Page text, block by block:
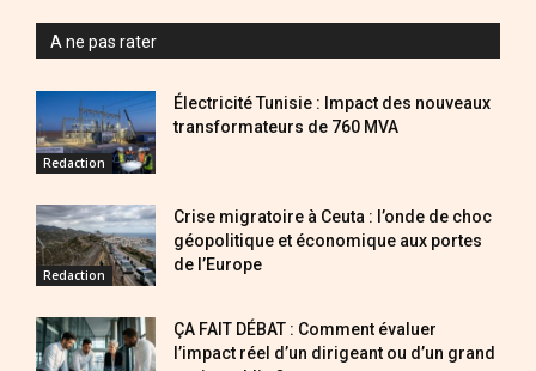
A ne pas rater
Redaction
Électricité Tunisie : Impact des nouveaux
transformateurs de 760 MVA
Redaction
Crise migratoire à Ceuta : l’onde de choc
géopolitique et économique aux portes
de l’Europe
ÇA FAIT DÉBAT : Comment évaluer
l’impact réel d’un dirigeant ou d’un grand